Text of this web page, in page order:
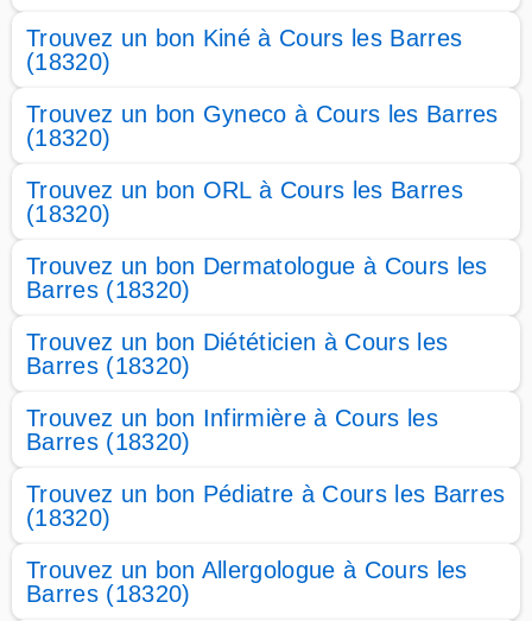
Trouvez un bon Kiné à Cours les Barres
(18320)
Trouvez un bon Gyneco à Cours les Barres
(18320)
Trouvez un bon ORL à Cours les Barres
(18320)
Trouvez un bon Dermatologue à Cours les
Barres (18320)
Trouvez un bon Diététicien à Cours les
Barres (18320)
Trouvez un bon Infirmière à Cours les
Barres (18320)
Trouvez un bon Pédiatre à Cours les Barres
(18320)
Trouvez un bon Allergologue à Cours les
Barres (18320)